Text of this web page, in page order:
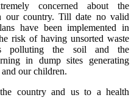
concerned about the
our country. Till date no valid
have been implemented in
risk of having unsorted waste
polluting the soil and the
in dump sites generating
our children.
country and us to a health